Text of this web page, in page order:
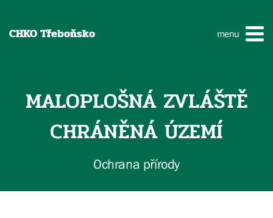
CHKO Třeboňsko menu
MALOPLOŠNÁ ZVLÁŠTĚ
CHRÁNĚNÁ ÚZEMÍ
Ochrana přírody